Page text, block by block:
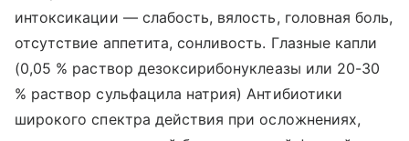
интоксикации — слабость, вялость, головная боль,
отсутствие аппетита, сонливость. Глазные капли
(0,05 % раствор дезоксирибонуклеазы или 20-30
% раствор сульфацила натрия) Антибиотики
широкого спектра действия при осложнениях,